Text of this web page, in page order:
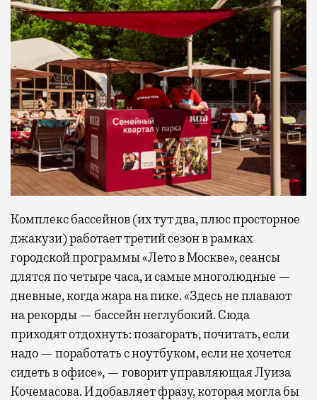
Комплекс бассейнов (их тут два, плюс просторное
джакузи) работает третий сезон в рамках
городской программы «Лето в Москве», сеансы
длятся по четыре часа, и самые многолюдные —
дневные, когда жара на пике. «Здесь не плавают
на рекорды — бассейн неглубокий. Сюда
приходят отдохнуть: позагорать, почитать, если
надо — поработать с ноутбуком, если не хочется
сидеть в офисе», — говорит управляющая Луиза
Кочемасова. И добавляет фразу, которая могла бы